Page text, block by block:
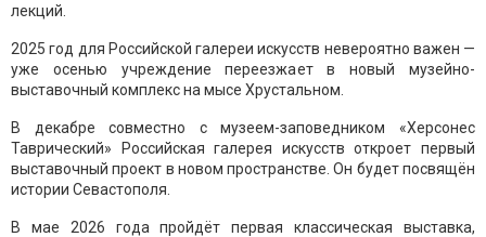
лекций.
2025 год для Российской галереи искусств невероятно важен —
уже осенью учреждение переезжает в новый музейно-
выставочный комплекс на мысе Хрустальном.
В декабре совместно с музеем-заповедником «Херсонес
Таврический» Российская галерея искусств откроет первый
выставочный проект в новом пространстве. Он будет посвящён
истории Севастополя.
В мае 2026 года пройдёт первая классическая выставка,